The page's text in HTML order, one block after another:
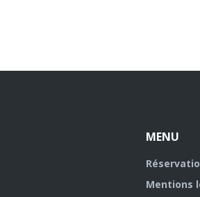
MENU
Mentions